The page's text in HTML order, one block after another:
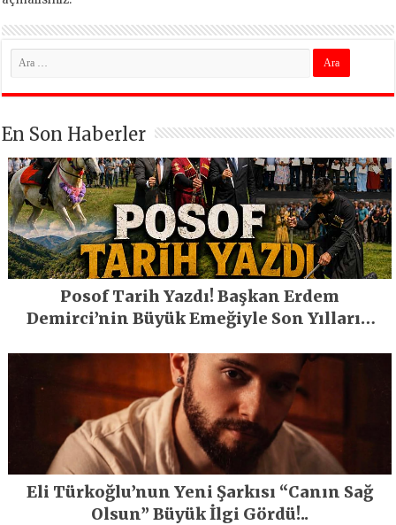
En Son Haberler
Posof Tarih Yazdı! Başkan Erdem
Demirci’nin Büyük Emeğiyle Son Yılların
Eli Türkoğlu’nun Yeni Şarkısı “Canın Sağ
Olsun” Büyük İlgi Gördü!..